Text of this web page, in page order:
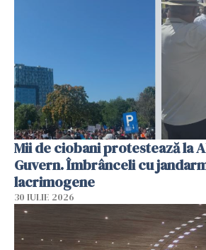
Mii de ciobani protestează la
Guvern. Îmbrânceli cu
lacrimogene
30 IULIE 2026